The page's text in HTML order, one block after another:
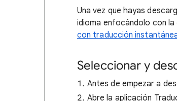
Una vez que hayas
idioma enfocándolo con
con traducción
Seleccionar y
Antes de empezar a
Abre la aplicación